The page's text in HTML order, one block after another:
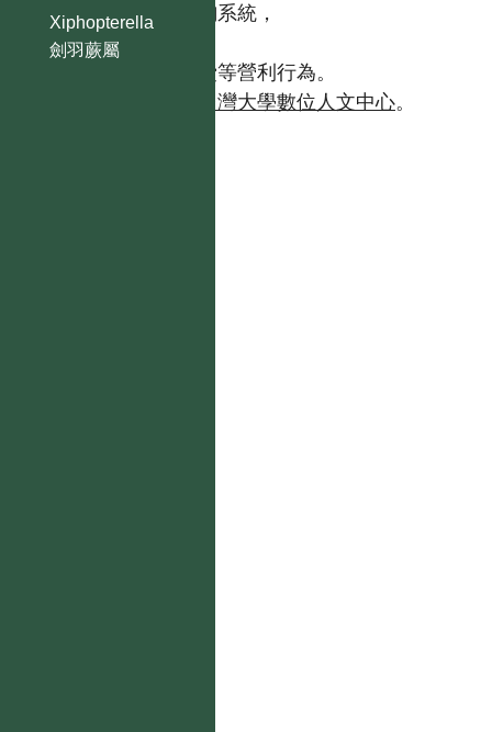
Xiphopterella
劍羽蕨屬
【台灣植物資訊整合查詢系統，
https://tai2.ntu.edu.tw。】
且不得有收取資料查詢費等營利行為。
台灣大學數位人文中心。